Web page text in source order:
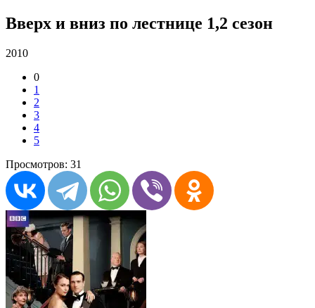
Вверх и вниз по лестнице 1,2 сезон
2010
0
1
2
3
4
5
Просмотров: 31